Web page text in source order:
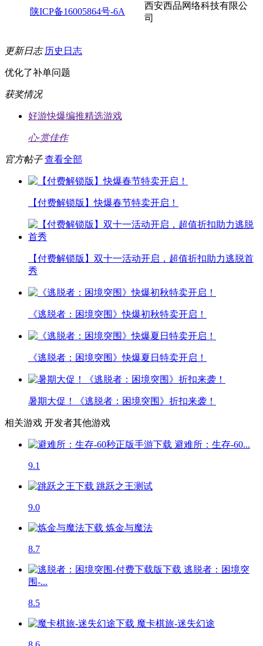
陕ICP备16005864号-6A
西安西品网络科技有限公
司
更新日志 历史日志
优化了补单问题
获奖情况
好游快爆编推精选游戏
心·赏佳作
官方帖子 查看全部
【付费解锁版】快爆春节特卖开启！
【付费解锁版】双十一活动开启，超值折扣助力逃脱首
秀
《逃脱者：困境突围》快爆初秋特卖开启！
《逃脱者：困境突围》快爆夏日特卖开启！
暑期大促！《逃脱者：困境突围》折扣来袭！
相关游戏 开发者其他游戏
避难所：生存-60...
9.1
跳跃之王测试
9.0
炼金与魔法
8.7
逃脱者：困境突
围-...
8.5
魔卡棋旅-迷失幻途